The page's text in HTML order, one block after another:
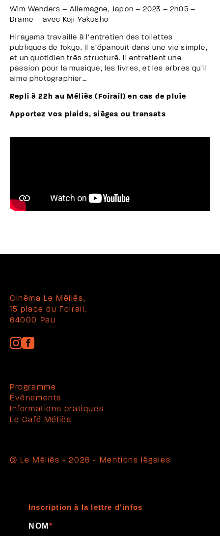
Wim Wenders – Allemagne, Japon – 2023 – 2h05 –
Drame – avec Koji Yakusho
Hirayama travaille à l’entretien des toilettes
publiques de Tokyo. Il s’épanouit dans une vie simple,
et un quotidien très structuré. Il entretient une
passion pour la musique, les livres, et les arbres qu’il
aime photographier…
Repli à 22h au Méliès (Foirail) en cas de pluie
Apportez vos plaids, sièges ou transats
Cinéma Le Méliès,
15 place du Foirail,
64000 Pau
Programme
Évènements
Informations pratiques
Le Café Méliès
© Le Méliès - 2026 - Mentions légales
Inscription à la lettre d'infos
NOM